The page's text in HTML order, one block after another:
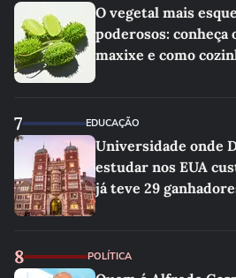
O vegetal mais
poderosos: conheça
maxixe e como
7 EDUCAÇÃO
Universidade onde
estudar nos EUA
já teve 29
8 POLÍTICA